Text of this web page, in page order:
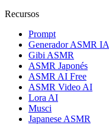
Recursos
Prompt
Generador ASMR IA
Gibi ASMR
ASMR Japonés
ASMR AI Free
ASMR Video AI
Lora AI
Musci
Japanese ASMR